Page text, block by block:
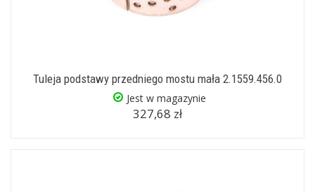
Tuleja podstawy przedniego mostu mała 2.1559.456.0
Jest w magazynie
327,68 zł